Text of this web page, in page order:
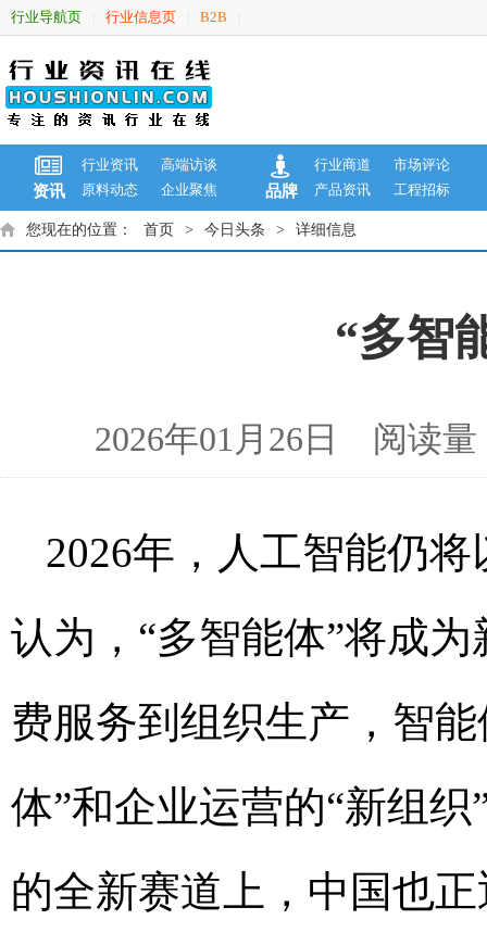
行业导航页 行业信息页 B2B
资讯
行业资讯
高端访谈
原料动态
企业聚焦 品牌
行业商道
市场评论
产品资讯
工程招标
您现在的位置： 首页 > 今日头条 > 详细信息
“多智
2026年01月26日 阅读
2026年，人工智能仍
认为，“多智能体”将成
费服务到组织生产，智
体”和企业运营的“新组
的全新赛道上，中国也